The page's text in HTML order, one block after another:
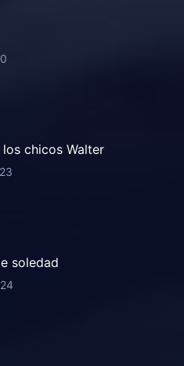
chicos Walter
soledad